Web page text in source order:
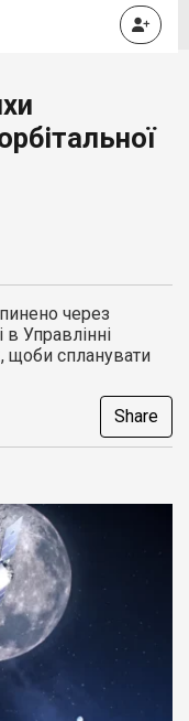
через
Управлінні
щоби спланувати
Share